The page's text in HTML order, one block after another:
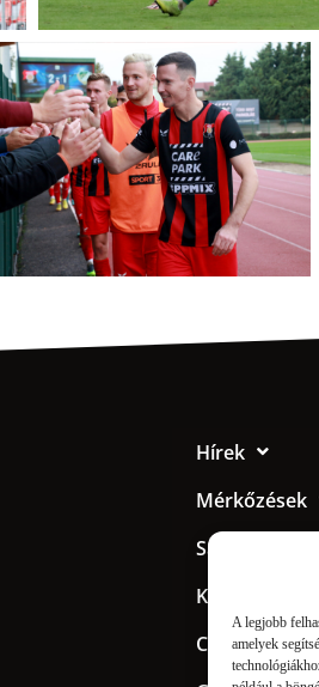
A legjobb
amelyek
Hírek
Mérkőzések
Sajtó
Klub
Csapat